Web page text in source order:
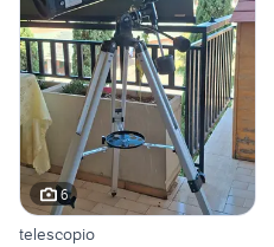
6
telescopio